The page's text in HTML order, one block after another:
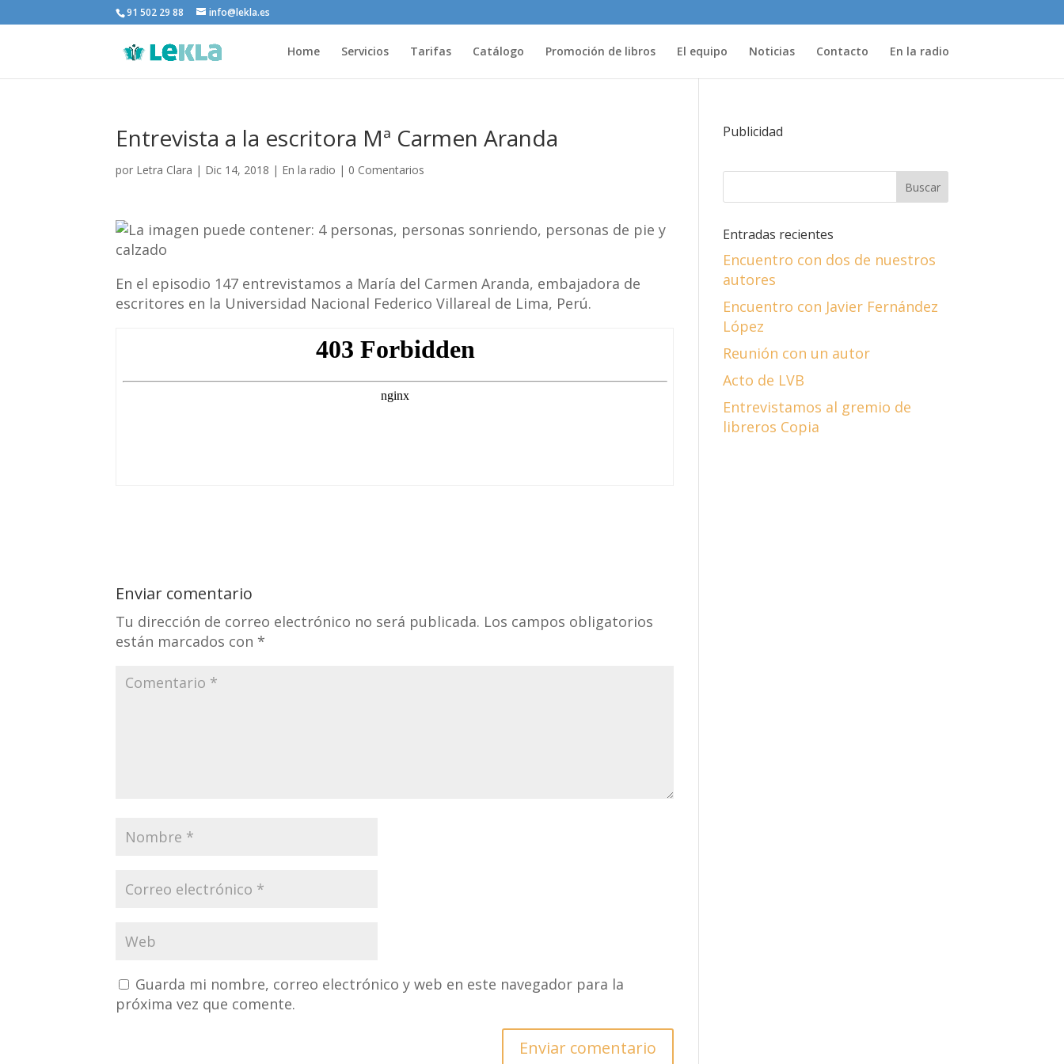
91 502 29 88 info@lekla.es
Home Servicios Tarifas Catálogo Promoción de libros El equipo Noticias Contacto En la radio
Entrevista a la escritora Mª Carmen Aranda
por Letra Clara | Dic 14, 2018 | En la radio | 0 Comentarios
En el episodio 147 entrevistamos a María del Carmen Aranda, embajadora de
escritores en la Universidad Nacional Federico Villareal de Lima, Perú.
Enviar comentario
Tu dirección de correo electrónico no será publicada. Los campos obligatorios
están marcados con *
Guarda mi nombre, correo electrónico y web en este navegador para la
próxima vez que comente.
Publicidad
Entradas recientes
Encuentro con dos de nuestros
autores
Encuentro con Javier Fernández
López
Reunión con un autor
Acto de LVB
Entrevistamos al gremio de
libreros Copia